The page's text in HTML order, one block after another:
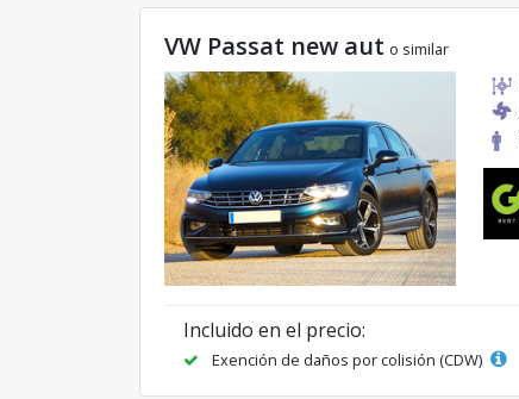
VW Passat new aut o similar
Incluido en el precio:
Exención de daños por colisión (CDW)